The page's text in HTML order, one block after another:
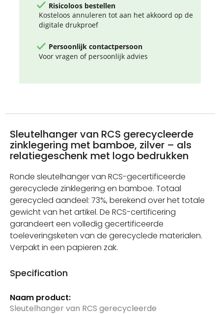
Risicoloos bestellen
Kosteloos annuleren tot aan het akkoord op de
digitale drukproef
Persoonlijk contactpersoon
Voor vragen of persoonlijk advies
Sleutelhanger van RCS gerecycleerde
zinklegering met bamboe, zilver – als
relatiegeschenk met logo bedrukken
Ronde sleutelhanger van RCS-gecertificeerde
gerecyclede zinklegering en bamboe. Totaal
gerecycled aandeel: 73%, berekend over het totale
gewicht van het artikel. De RCS-certificering
garandeert een volledig gecertificeerde
toeleveringsketen van de gerecyclede materialen.
Verpakt in een papieren zak.
Specification
Meer
informatie
Sleutelhanger van RCS gerecycleerde